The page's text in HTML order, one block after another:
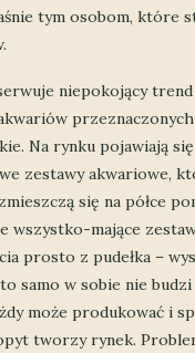
tym osobom,
niepokojący trend
Na rynku pojawiają
zestawy akwariowe,
się na półce
wszystko-mające
prosto z pudełka –
samo w sobie nie
może produkować i
tworzy rynek.